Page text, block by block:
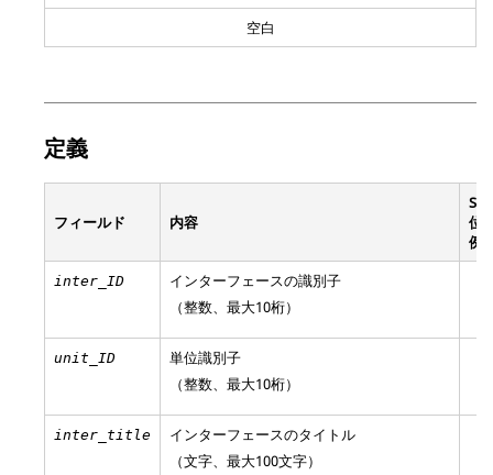
空白
定義
フィールド 内容
SI
位
例
inter_ID
インターフェースの識別子
（整数、最大10桁）
unit_ID
単位識別子
（整数、最大10桁）
inter_title
インターフェースのタイトル
（文字、最大100文字）